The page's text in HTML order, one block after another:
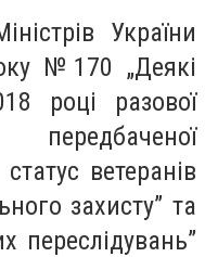
України
№170 „Деякі
році разової
ветеранів
захисту” та
переслідувань”